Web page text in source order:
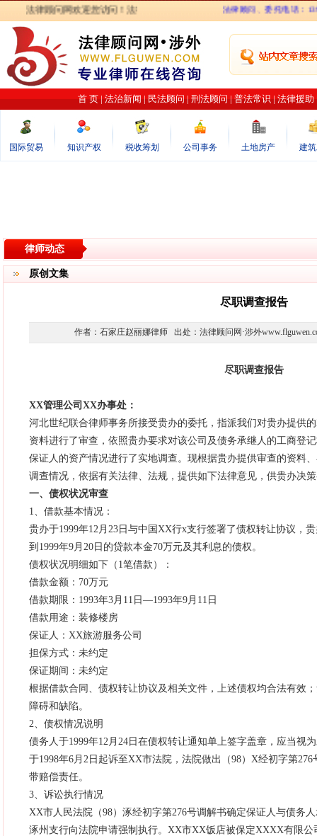
法律顾问网欢迎您访问！法律顾问网力图打造最专业的律师在线咨询网站
法律顾问、委托电话：
首 页|法治新闻|民法顾问|刑法顾问|普法常识|法律援助
国际贸易 知识产权 税收筹划 公司事务 土地房产 建
律师动态
原创文集
尽职调查报告
作者：石家庄赵丽娜律师 出处：法律顾问网·涉外
尽职调查报告
XX管理公司XX办事处：
河北世纪联合律师事务所接受贵办的委托，指派我们对贵办提供
资料进行了审查，依照贵办要求对该公司及债务承继人的工商登
保证人的资产情况进行了实地调查。现根据贵办提供审查的资料
调查情况，依据有关法律、法规，提供如下法律意见，供贵办决
一、债权状况审查
1、借款基本情况：
贵办于1999年12月23日与中国XX行x支行签署了债权转让协议，
到1999年9月20日的贷款本金70万元及其利息的债权。
债权状况明细如下（1笔借款）：
借款金额：70万元
借款期限：1993年3月11日—1993年9月11日
借款用途：装修楼房
保证人：XX旅游服务公司
担保方式：未约定
保证期间：未约定
根据借款合同、债权转让协议及相关文件，上述债权均合法有效
障碍和缺陷。
2、债权情况说明
债务人于1999年12月24日在债权转让通知单上签字盖章，应当视
于1998年6月2日起诉至XX市法院，法院做出（98）X经初字第
带赔偿责任。
3、诉讼执行情况
XX市人民法院（98）涿经初字第276号调解书确定保证人与债务
涿州支行向法院申请强制执行。XX市XX饭店被保定XXXX有限